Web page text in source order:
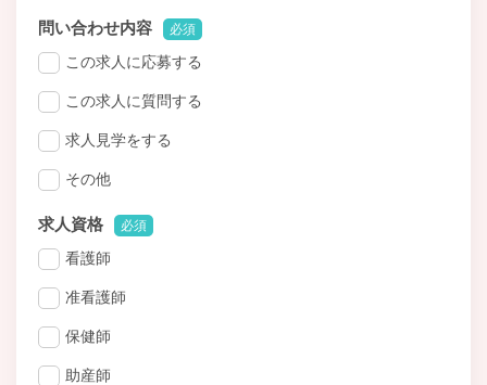
問い合わせ内容 必須
この求人に応募する
この求人に質問する
求人見学をする
その他
求人資格 必須
看護師
准看護師
保健師
助産師